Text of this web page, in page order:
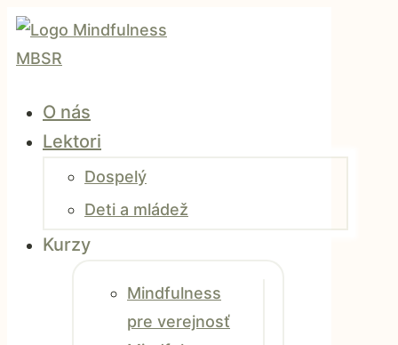
O nás
Lektori
Dospelý
Deti a mládež
Kurzy
Mindfulness
pre verejnosť